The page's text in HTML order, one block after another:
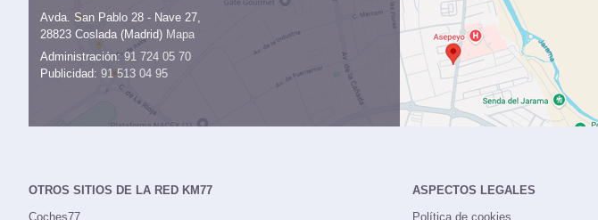
Avda. San Pablo 28 - Nave 27,
28823 Coslada (Madrid) Mapa
Administración:91 724 05 70
Publicidad: 91 513 04 95
OTROS SITIOS DE LA RED KM77
Coches77
ASPECTOS LEGALES
Política de cookies